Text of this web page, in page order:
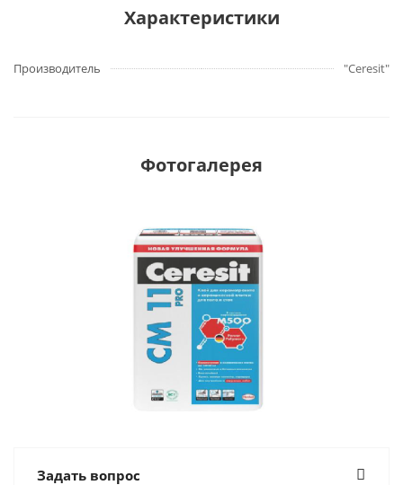
Характеристики
Производитель "Ceresit"
Фотогалерея
Задать вопрос